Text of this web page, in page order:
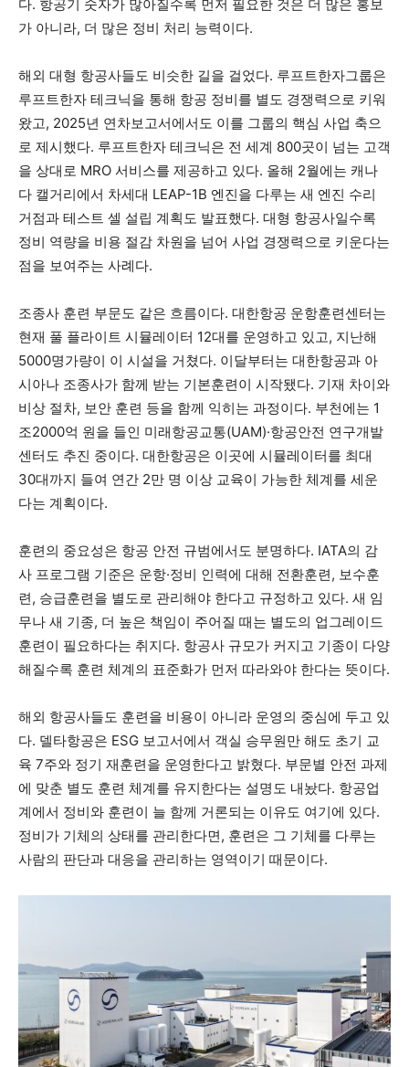
다. 항공기 숫자가 많아질수록 먼저 필요한 것은 더 많은 홍보
가 아니라, 더 많은 정비 처리 능력이다.
해외 대형 항공사들도 비슷한 길을 걸었다. 루프트한자그룹은
루프트한자 테크닉을 통해 항공 정비를 별도 경쟁력으로 키워
왔고, 2025년 연차보고서에서도 이를 그룹의 핵심 사업 축으
로 제시했다. 루프트한자 테크닉은 전 세계 800곳이 넘는 고객
을 상대로 MRO 서비스를 제공하고 있다. 올해 2월에는 캐나
다 캘거리에서 차세대 LEAP-1B 엔진을 다루는 새 엔진 수리
거점과 테스트 셀 설립 계획도 발표했다. 대형 항공사일수록
정비 역량을 비용 절감 차원을 넘어 사업 경쟁력으로 키운다는
점을 보여주는 사례다.
조종사 훈련 부문도 같은 흐름이다. 대한항공 운항훈련센터는
현재 풀 플라이트 시뮬레이터 12대를 운영하고 있고, 지난해
5000명가량이 이 시설을 거쳤다. 이달부터는 대한항공과 아
시아나 조종사가 함께 받는 기본훈련이 시작됐다. 기재 차이와
비상 절차, 보안 훈련 등을 함께 익히는 과정이다. 부천에는 1
조2000억 원을 들인 미래항공교통(UAM)·항공안전 연구개발
센터도 추진 중이다. 대한항공은 이곳에 시뮬레이터를 최대
30대까지 들여 연간 2만 명 이상 교육이 가능한 체계를 세운
다는 계획이다.
훈련의 중요성은 항공 안전 규범에서도 분명하다. IATA의 감
사 프로그램 기준은 운항·정비 인력에 대해 전환훈련, 보수훈
련, 승급훈련을 별도로 관리해야 한다고 규정하고 있다. 새 임
무나 새 기종, 더 높은 책임이 주어질 때는 별도의 업그레이드
훈련이 필요하다는 취지다. 항공사 규모가 커지고 기종이 다양
해질수록 훈련 체계의 표준화가 먼저 따라와야 한다는 뜻이다.
해외 항공사들도 훈련을 비용이 아니라 운영의 중심에 두고 있
다. 델타항공은 ESG 보고서에서 객실 승무원만 해도 초기 교
육 7주와 정기 재훈련을 운영한다고 밝혔다. 부문별 안전 과제
에 맞춘 별도 훈련 체계를 유지한다는 설명도 내놨다. 항공업
계에서 정비와 훈련이 늘 함께 거론되는 이유도 여기에 있다.
정비가 기체의 상태를 관리한다면, 훈련은 그 기체를 다루는
사람의 판단과 대응을 관리하는 영역이기 때문이다.